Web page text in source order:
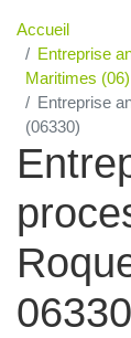
Accueil
Entreprise
Maritimes (06)
Entreprise
(06330)
06330